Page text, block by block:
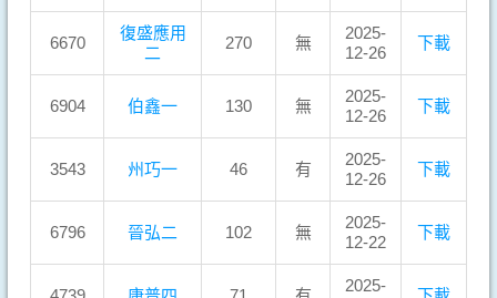
6670
復盛應用
二
270 無
2025-
12-26
下載
6904 伯鑫一 130 無
2025-
12-26
下載
3543 州巧一 46 有
2025-
12-26
下載
6796 晉弘二 102 無
2025-
12-22
下載
2025-